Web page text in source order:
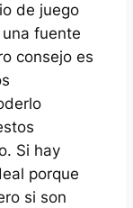
de juego
fuente
consejo es
Si hay
porque
si son